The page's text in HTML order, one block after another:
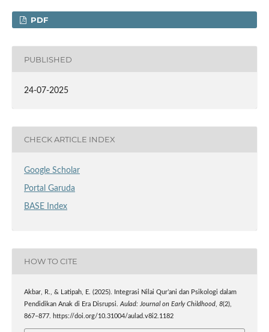
PDF
PUBLISHED
24-07-2025
CHECK ARTICLE INDEX
Google Scholar
Portal Garuda
BASE Index
HOW TO CITE
Akbar, R., & Latipah, E. (2025). Integrasi Nilai Qur’ani dan Psikologi dalam
Pendidikan Anak di Era Disrupsi. Aulad: Journal on Early Childhood, 8(2),
867–877. https://doi.org/10.31004/aulad.v8i2.1182